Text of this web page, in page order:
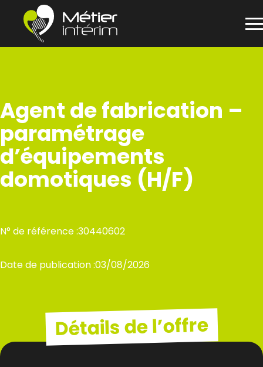
Agent de fabrication –
paramétrage
d’équipements
domotiques (H/F)
N° de référence :30440602
Date de publication :03/08/2026
Détails de l’offre
Panneau de gestion des cookies